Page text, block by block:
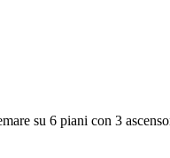
su 6 piani con 3